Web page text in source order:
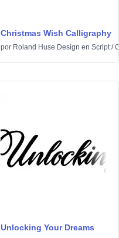
Christmas Wish Calligraphy
por Roland Huse Design en Script/
Unlocking Your Dreams